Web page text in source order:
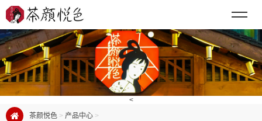
<
茶颜悦色 > 产品中心 >